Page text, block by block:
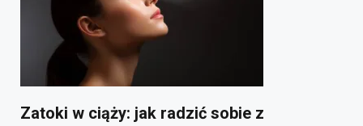
Zatoki w ciąży: jak radzić sobie z